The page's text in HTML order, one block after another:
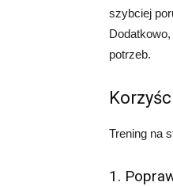
szybciej
potrzeb.
Trening na
1.